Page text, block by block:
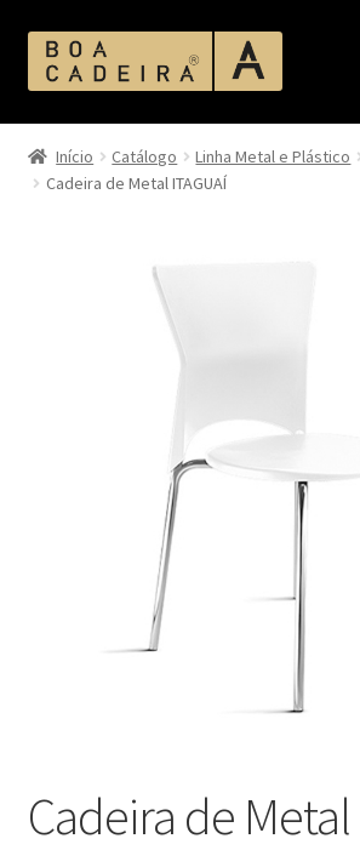
Pular
para
Pular
para
Início
Acabamento Assentos e Encostos
Acabamento MDF
Granito
Início Catálogo Linha Metal e Plástico
Cadeira de Metal ITAGUAÍ
Cadeira de Metal